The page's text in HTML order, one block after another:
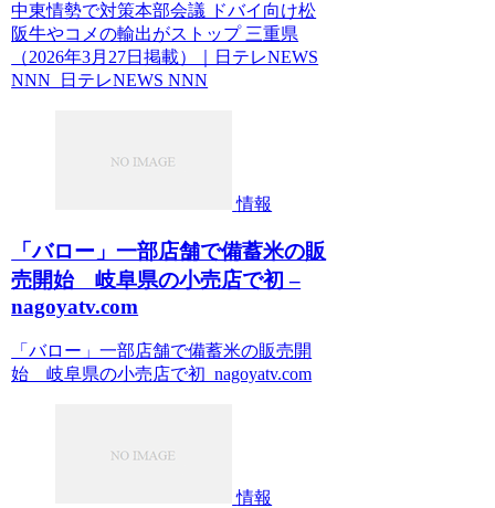
中東情勢で対策本部会議 ドバイ向け松
阪牛やコメの輸出がストップ 三重県
（2026年3月27日掲載）｜日テレNEWS
NNN 日テレNEWS NNN
情報
「バロー」一部店舗で備蓄米の販
売開始 岐阜県の小売店で初 –
nagoyatv.com
「バロー」一部店舗で備蓄米の販売開
始 岐阜県の小売店で初 nagoyatv.com
情報